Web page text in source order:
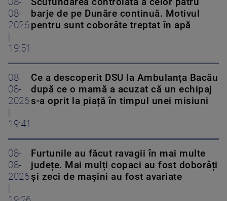
08-
2026
|
19:51
barje de pe Dunăre continuă. Motivul
pentru sunt coborâte treptat în apă
08-
08-
2026
|
19:41
Ce a descoperit DSU la Ambulanța Bacău
după ce o mamă a acuzat că un echipaj
s-a oprit la piață în timpul unei misiuni
08-
08-
2026
|
Furtunile au făcut ravagii în mai multe
județe. Mai mulți copaci au fost doborâți
și zeci de mașini au fost avariate